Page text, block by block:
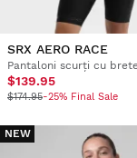
SRX AERO RACE
$139.95
$174.95-25% Final Sale
NEW